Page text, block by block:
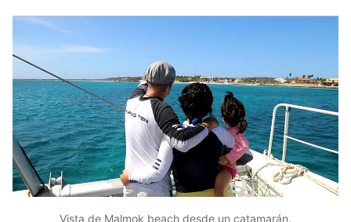
Vista de Malmok beach desde un catamarán.